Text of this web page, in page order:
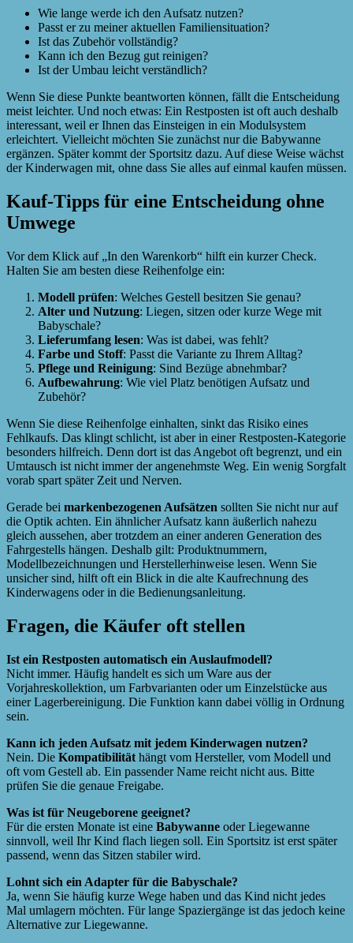
Wie lange werde ich den Aufsatz nutzen?
Passt er zu meiner aktuellen Familiensituation?
Ist das Zubehör vollständig?
Kann ich den Bezug gut reinigen?
Ist der Umbau leicht verständlich?
Wenn Sie diese Punkte beantworten können, fällt die Entscheidung
meist leichter. Und noch etwas: Ein Restposten ist oft auch deshalb
interessant, weil er Ihnen das Einsteigen in ein Modulsystem
erleichtert. Vielleicht möchten Sie zunächst nur die Babywanne
ergänzen. Später kommt der Sportsitz dazu. Auf diese Weise wächst
der Kinderwagen mit, ohne dass Sie alles auf einmal kaufen müssen.
Kauf-Tipps für eine Entscheidung ohne
Umwege
Vor dem Klick auf „In den Warenkorb“ hilft ein kurzer Check.
Halten Sie am besten diese Reihenfolge ein:
Modell prüfen: Welches Gestell besitzen Sie genau?
Alter und Nutzung: Liegen, sitzen oder kurze Wege mit
Babyschale?
Lieferumfang lesen: Was ist dabei, was fehlt?
Farbe und Stoff: Passt die Variante zu Ihrem Alltag?
Pflege und Reinigung: Sind Bezüge abnehmbar?
Aufbewahrung: Wie viel Platz benötigen Aufsatz und
Zubehör?
Wenn Sie diese Reihenfolge einhalten, sinkt das Risiko eines
Fehlkaufs. Das klingt schlicht, ist aber in einer Restposten-Kategorie
besonders hilfreich. Denn dort ist das Angebot oft begrenzt, und ein
Umtausch ist nicht immer der angenehmste Weg. Ein wenig Sorgfalt
vorab spart später Zeit und Nerven.
Gerade bei markenbezogenen Aufsätzen sollten Sie nicht nur auf
die Optik achten. Ein ähnlicher Aufsatz kann äußerlich nahezu
gleich aussehen, aber trotzdem an einer anderen Generation des
Fahrgestells hängen. Deshalb gilt: Produktnummern,
Modellbezeichnungen und Herstellerhinweise lesen. Wenn Sie
unsicher sind, hilft oft ein Blick in die alte Kaufrechnung des
Kinderwagens oder in die Bedienungsanleitung.
Fragen, die Käufer oft stellen
Ist ein Restposten automatisch ein Auslaufmodell?
Nicht immer. Häufig handelt es sich um Ware aus der
Vorjahreskollektion, um Farbvarianten oder um Einzelstücke aus
einer Lagerbereinigung. Die Funktion kann dabei völlig in Ordnung
sein.
Kann ich jeden Aufsatz mit jedem Kinderwagen nutzen?
Nein. Die Kompatibilität hängt vom Hersteller, vom Modell und
oft vom Gestell ab. Ein passender Name reicht nicht aus. Bitte
prüfen Sie die genaue Freigabe.
Was ist für Neugeborene geeignet?
Für die ersten Monate ist eine Babywanne oder Liegewanne
sinnvoll, weil Ihr Kind flach liegen soll. Ein Sportsitz ist erst später
passend, wenn das Sitzen stabiler wird.
Lohnt sich ein Adapter für die Babyschale?
Ja, wenn Sie häufig kurze Wege haben und das Kind nicht jedes
Mal umlagern möchten. Für lange Spaziergänge ist das jedoch keine
Alternative zur Liegewanne.